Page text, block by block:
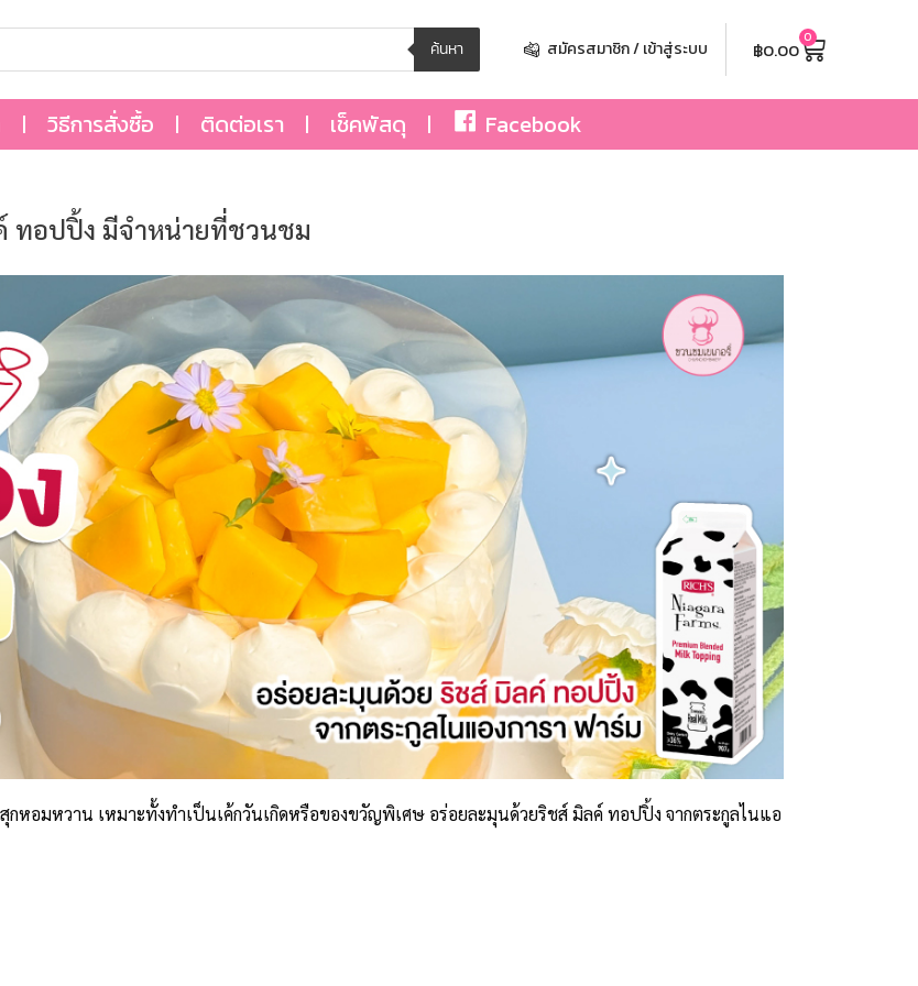
ค้นหา สมัครสมาชิก / เข้าสู่ระบบ ฿0.00 0
วิธีการสั่งซื้อ ติดต่อเรา เช็คพัสดุ Facebook
ทอปปิ้ง มีจำหน่ายที่ชวนชม
กหอมหวาน เหมาะทั้งทำเป็นเค้กวันเกิดหรือของขวัญพิเศษ อร่อยละมุนด้วยริชส์ มิลค์ ทอปปิ้ง จากตระกูลไนแอ